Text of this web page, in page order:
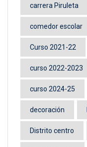
carrera Piruleta
comedor escolar
Curso 2021-22
curso 2022-2023
curso 2024-25
decoración
Distrito centro